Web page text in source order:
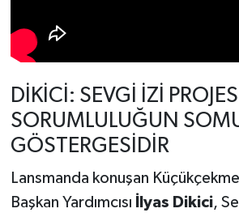
DİKİCİ: SEVGİ İZİ
SORUMLULUĞUN
GÖSTERGESİDİR
Lansmanda konuşan
Başkan Yardımcısı
İlyas Dikici,